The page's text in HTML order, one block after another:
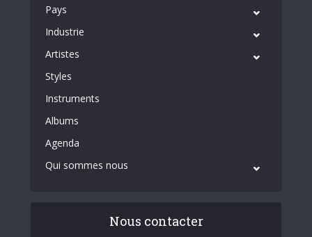
Pays
Industrie
Artistes
Styles
Instruments
Albums
Agenda
Qui sommes nous
Nous contacter